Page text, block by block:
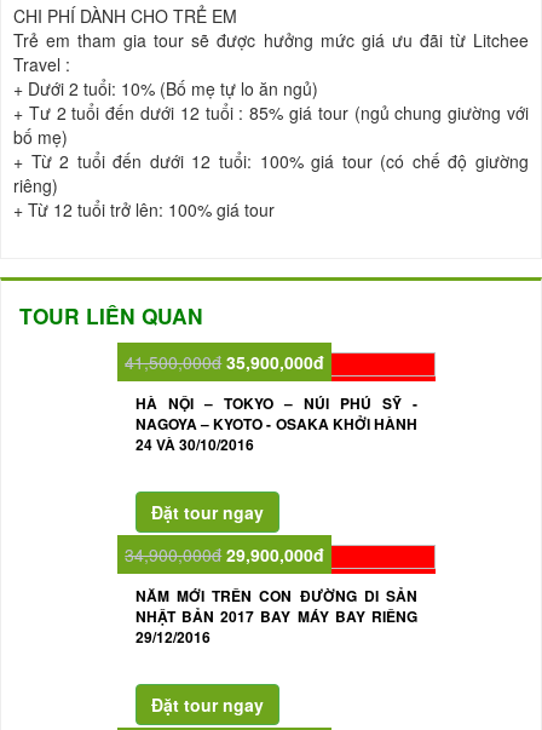
CHI PHÍ DÀNH CHO TRẺ EM
Trẻ em tham gia tour sẽ được hưởng mức giá ưu đãi từ Litchee
Travel :
+ Dưới 2 tuổi: 10% (Bố mẹ tự lo ăn ngủ)
+ Tư 2 tuổi đến dưới 12 tuổi : 85% giá tour (ngủ chung giường với
bố mẹ)
+ Từ 2 tuổi đến dưới 12 tuổi: 100% giá tour (có chế độ giường
riêng)
+ Từ 12 tuổi trở lên: 100% giá tour
TOUR LIÊN QUAN
41,500,000đ 35,900,000đ
HÀ NỘI – TOKYO – NÚI PHÚ SỸ -
NAGOYA – KYOTO - OSAKA KHỞI HÀNH
24 VÀ 30/10/2016
34,900,000đ 29,900,000đ
NĂM MỚI TRÊN CON ĐƯỜNG DI SẢN
NHẬT BẢN 2017 BAY MÁY BAY RIÊNG
29/12/2016